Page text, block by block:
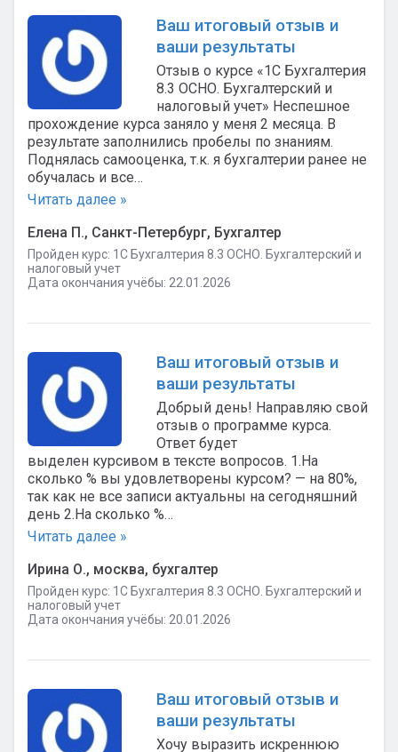
Ваш итоговый отзыв и
ваши результаты
Отзыв о курсе «1С Бухгалтерия
8.3 ОСНО. Бухгалтерский и
налоговый учет» Неспешное
прохождение курса заняло у меня 2 месяца. В
результате заполнились пробелы по знаниям.
Поднялась самооценка, т.к. я бухгалтерии ранее не
обучалась и все…
Читать далее »
Елена П., Санкт-Петербург, Бухгалтер
Пройден курс: 1C Бухгалтерия 8.3 ОСНО. Бухгалтерский и
налоговый учет
Дата окончания учёбы: 22.01.2026
Ваш итоговый отзыв и
ваши результаты
Добрый день! Направляю свой
отзыв о программе курса.
Ответ будет
выделен курсивом в тексте вопросов. 1.На
сколько % вы удовлетворены курсом? — на 80%,
так как не все записи актуальны на сегодняшний
день 2.На сколько %…
Читать далее »
Ирина О., москва, бухгалтер
Пройден курс: 1C Бухгалтерия 8.3 ОСНО. Бухгалтерский и
налоговый учет
Дата окончания учёбы: 20.01.2026
Ваш итоговый отзыв и
ваши результаты
Хочу выразить искреннюю